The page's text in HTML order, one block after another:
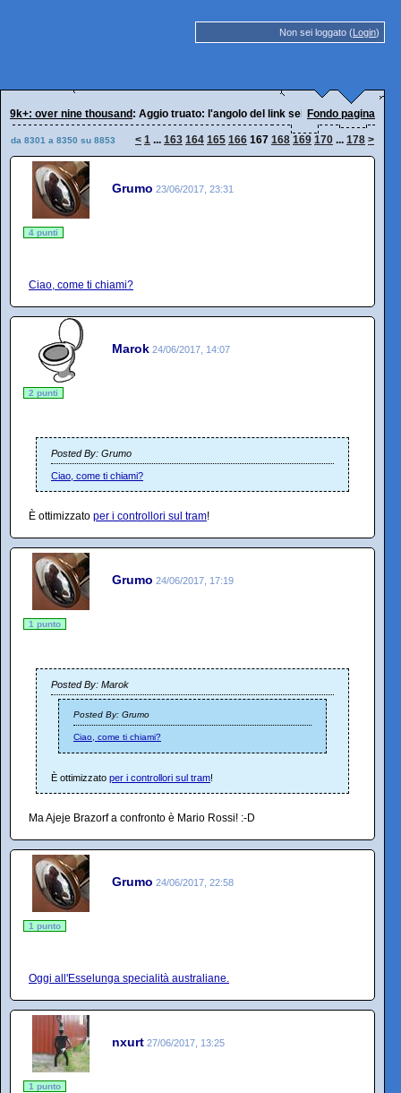
Non sei loggato (Login)
9k+: over nine thousand : Aggio truato: l'angolo del link selvaggioFondo pagina
da 8301 a 8350 su 8853 < 1 ... 163 164 165 166 167 168 169 170 ... 178 >
Grumo 23/06/2017, 23:31
4 punti
Ciao, come ti chiami?
Marok 24/06/2017, 14:07
2 punti
Posted By: Grumo
Ciao, come ti chiami?
È ottimizzato per i controllori sul tram!
Grumo 24/06/2017, 17:19
1 punto
Posted By: Marok
Posted By: Grumo
Ciao, come ti chiami?
È ottimizzato per i controllori sul tram!
Ma Ajeje Brazorf a confronto è Mario Rossi! :-D
Grumo 24/06/2017, 22:58
1 punto
Oggi all'Esselunga specialità australiane.
nxurt 27/06/2017, 13:25
1 punto